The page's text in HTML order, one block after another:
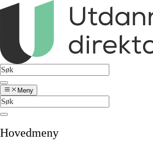
Meny
Hovedmeny